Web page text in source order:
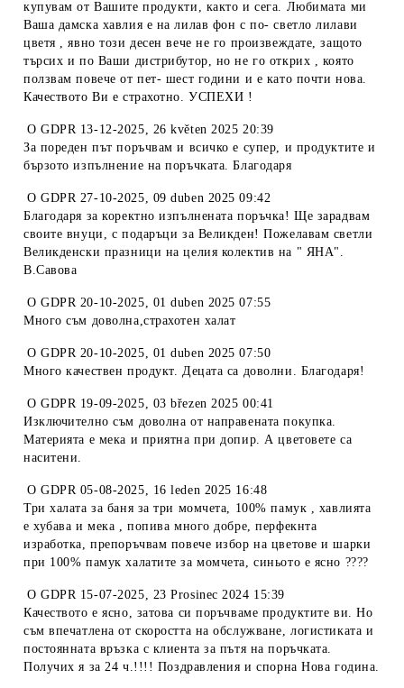
купувам от Вашите продукти, както и сега. Любимата ми
Ваша дамска хавлия е на лилав фон с по- светло лилави
цветя , явно този десен вече не го произвеждате, защото
търсих и по Ваши дистрибутор, но не го открих , която
ползвам повече от пет- шест години и е като почти нова.
Качеството Ви е страхотно. УСПЕХИ !
OGDPR 13-12-2025, 26 květen 2025 20:39
За пореден път поръчвам и всичко е супер, и продуктите и
бързото изпълнение на поръчката. Благодаря
OGDPR 27-10-2025, 09 duben 2025 09:42
Благодаря за коректно изпълнената поръчка! Ще зарадвам
своите внуци, с подаръци за Великден! Пожелавам светли
Великденски празници на целия колектив на " ЯНА".
В.Савова
OGDPR 20-10-2025, 01 duben 2025 07:55
Много съм доволна,страхотен халат
OGDPR 20-10-2025, 01 duben 2025 07:50
Много качествен продукт. Децата са доволни. Благодаря!
OGDPR 19-09-2025, 03 březen 2025 00:41
Изключително съм доволна от направената покупка.
Материята е мека и приятна при допир. А цветовете са
наситени.
OGDPR 05-08-2025, 16 leden 2025 16:48
Три халата за баня за три момчета, 100% памук , хавлията
е хубава и мека , попива много добре, перфекнта
изработка, препоръчвам повече избор на цветове и шарки
при 100% памук халатите за момчета, синьото е ясно ????
OGDPR 15-07-2025, 23 Prosinec 2024 15:39
Качеството е ясно, затова си поръчваме продуктите ви. Но
съм впечатлена от скоростта на обслужване, логистиката и
постоянната връзка с клиента за пътя на поръчката.
Получих я за 24 ч.!!!! Поздравления и спорна Нова година.